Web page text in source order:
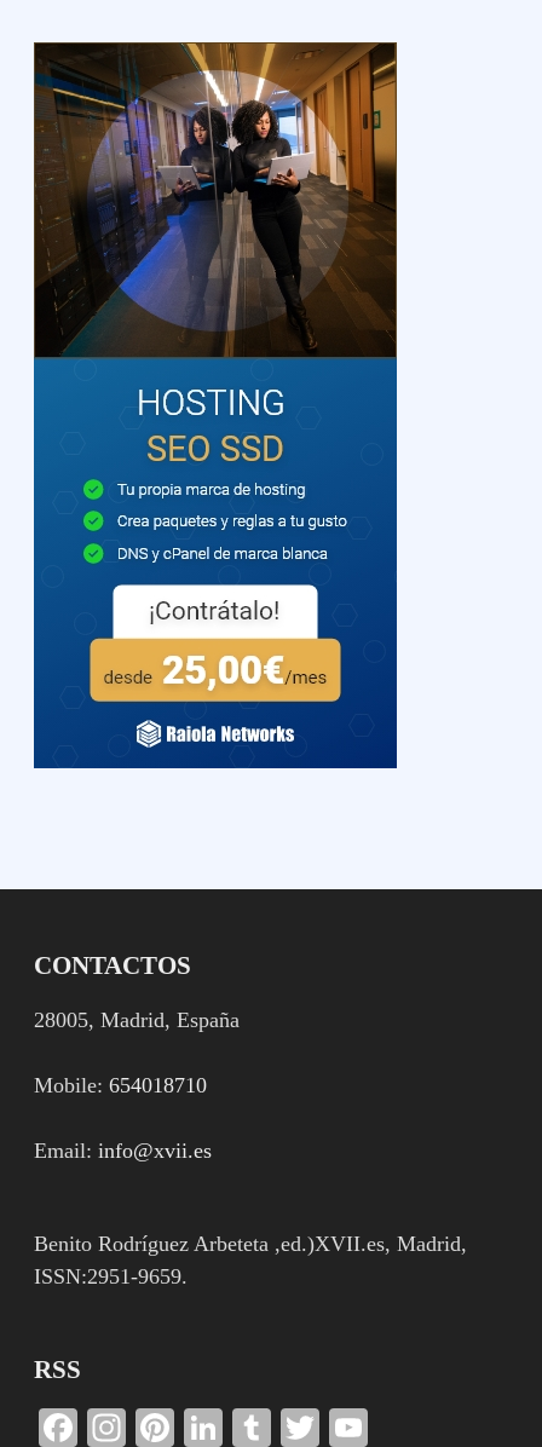
CONTACTOS
28005, Madrid, España
Mobile:654018710
Email:info@xvii.es
Benito Rodríguez Arbeteta ,ed.)XVII.es, Madrid,
ISSN:2951-9659.
RSS
Facebook
Instagram
Pinterest
LinkedIn
TumblrTwitter